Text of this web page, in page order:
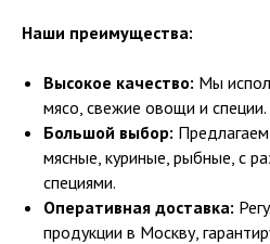
Наши преимущества:
Высокое качество: Мы
мясо, свежие овощи и специи.
Большой выбор:
мясные, куриные, рыбные, с
специями.
Оперативная доставка:
продукции в Москву,